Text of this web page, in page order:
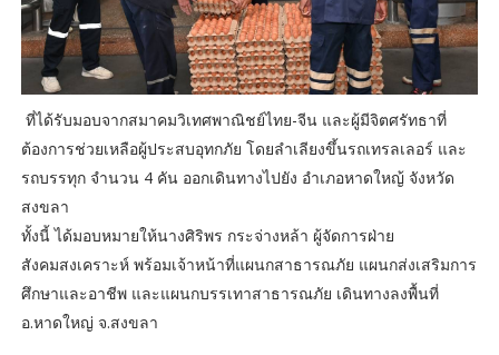
ที่ได้รับมอบจากสมาคมวิเทศพาณิชย์ไทย-จีน และผู้มีจิตศรัทธาที่
ต้องการช่วยเหลือผู้ประสบอุทกภัย โดยลำเลียงขึ้นรถเทรลเลอร์ และ
รถบรรทุก จำนวน 4 คัน ออกเดินทางไปยัง อำเภอหาดใหญ้ จังหวัด
สงขลา
ทั้งนี้ ได้มอบหมายให้นางศิริพร กระจ่างหล้า ผู้จัดการฝ่าย
สังคมสงเคราะห์ พร้อมเจ้าหน้าที่แผนกสาธารณภัย แผนกส่งเสริมการ
ศึกษาและอาชีพ และแผนกบรรเทาสาธารณภัย เดินทางลงพื้นที่
อ.หาดใหญ่ จ.สงขลา